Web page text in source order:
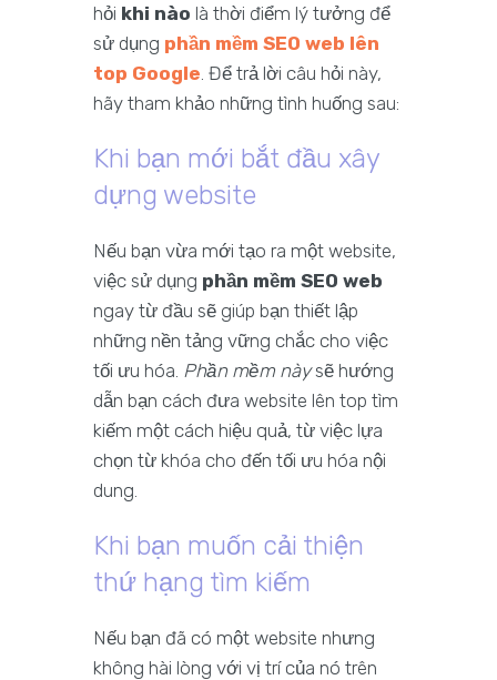
hỏi khi nào là thời điểm lý tưởng để
sử dụng phần mềm SEO web lên
top Google. Để trả lời câu hỏi này,
hãy tham khảo những tình huống sau:
Khi bạn mới bắt đầu xây
dựng website
Nếu bạn vừa mới tạo ra một website,
việc sử dụng phần mềm SEO web
ngay từ đầu sẽ giúp bạn thiết lập
những nền tảng vững chắc cho việc
tối ưu hóa. Phần mềm nàysẽ hướng
dẫn bạn cách đưa website lên top tìm
kiếm một cách hiệu quả, từ việc lựa
chọn từ khóa cho đến tối ưu hóa nội
dung.
Khi bạn muốn cải thiện
thứ hạng tìm kiếm
Nếu bạn đã có một website nhưng
không hài lòng với vị trí của nó trên